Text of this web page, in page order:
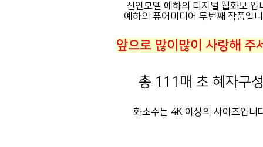
신인모델 예하의 디지털 웹화보 입
예하의 퓨어미디어 두번째 작품입
앞으로 많이많이 사랑해 주
총 111매 초 혜자구
화소수는 4K 이상의 사이즈입니